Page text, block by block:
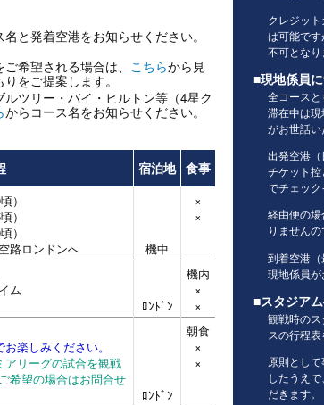
と発着空港をお知らせください。
希望される場合は、 こちらから見
をご提案します。
ツリー・バイ・ヒルトン等（4星ク
からコース名をお知らせください。
宿泊地 食事
）
）
）
路ロンドンへ
機中
×
×
ム
ﾛﾝﾄﾞﾝ
機内
×
×
楽しみください。
リーグの試合を観戦
希望の場合はお問合せ
ﾛﾝﾄﾞﾝ
朝食
×
×
クレジッ
は可能で
不可となり
■現地係員
全コースと
滞在中は現
がお世話い
出発空港
チケット
でチェック
経由便の
りません
到着空港
現地係員が
■スタジア
観戦時の
スの行程表
原則とし
したうえ
だきます。